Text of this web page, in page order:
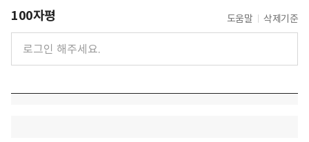
100자평 도움말 삭제기준